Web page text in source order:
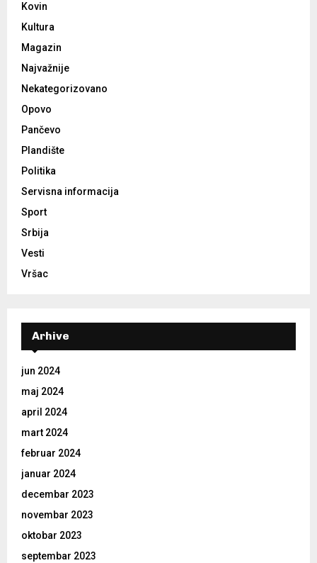
Kovin
Kultura
Magazin
Najvažnije
Nekategorizovano
Opovo
Pančevo
Plandište
Politika
Servisna informacija
Sport
Srbija
Vesti
Vršac
Arhive
jun 2024
maj 2024
april 2024
mart 2024
februar 2024
januar 2024
decembar 2023
novembar 2023
oktobar 2023
septembar 2023